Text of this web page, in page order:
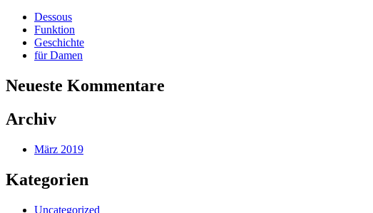
Dessous
Funktion
Geschichte
für Damen
Neueste Kommentare
Archiv
März 2019
Kategorien
Uncategorized